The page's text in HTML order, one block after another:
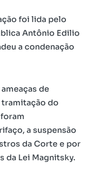
foi lida pelo
Antônio Edilio
a condenação
de
do
a suspensão
da Corte e por
da Lei Magnitsky.